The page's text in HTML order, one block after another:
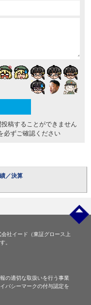
稿することができません
必ずご確認ください
／決算
社イード（東証グロース上
。
の適切な取扱いを行う事業
バシーマークの付与認定を